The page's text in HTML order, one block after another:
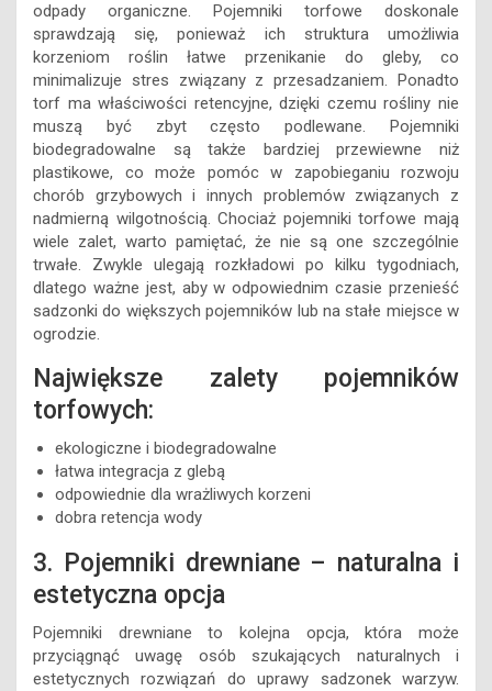
odpady organiczne. Pojemniki torfowe doskonale
sprawdzają się, ponieważ ich struktura umożliwia
korzeniom roślin łatwe przenikanie do gleby, co
minimalizuje stres związany z przesadzaniem. Ponadto
torf ma właściwości retencyjne, dzięki czemu rośliny nie
muszą być zbyt często podlewane. Pojemniki
biodegradowalne są także bardziej przewiewne niż
plastikowe, co może pomóc w zapobieganiu rozwoju
chorób grzybowych i innych problemów związanych z
nadmierną wilgotnością. Chociaż pojemniki torfowe mają
wiele zalet, warto pamiętać, że nie są one szczególnie
trwałe. Zwykle ulegają rozkładowi po kilku tygodniach,
dlatego ważne jest, aby w odpowiednim czasie przenieść
sadzonki do większych pojemników lub na stałe miejsce w
ogrodzie.
Największe zalety pojemników
torfowych:
ekologiczne i biodegradowalne
łatwa integracja z glebą
odpowiednie dla wrażliwych korzeni
dobra retencja wody
3. Pojemniki drewniane – naturalna i
estetyczna opcja
Pojemniki drewniane to kolejna opcja, która może
przyciągnąć uwagę osób szukających naturalnych i
estetycznych rozwiązań do uprawy sadzonek warzyw.